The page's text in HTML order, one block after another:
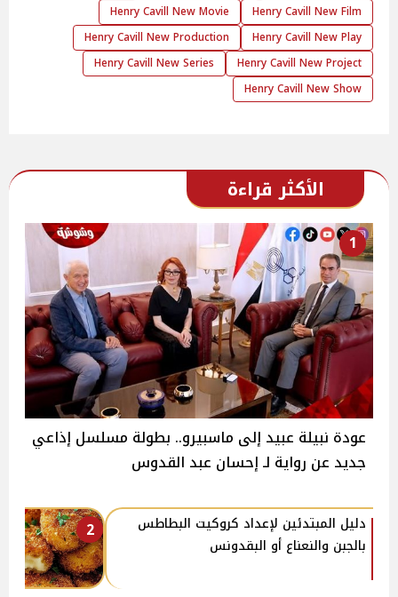
Henry Cavill New Film
Henry Cavill New Movie
Henry Cavill New Play
Henry Cavill New Production
Henry Cavill New Project
Henry Cavill New Series
Henry Cavill New Show
الأكثر قراءة
1
عودة نبيلة عبيد إلى ماسبيرو.. بطولة مسلسل إذاعي
جديد عن رواية لـ إحسان عبد القدوس
2
دليل المبتدئين لإعداد كروكيت البطاطس
بالجبن والنعناع أو البقدونس